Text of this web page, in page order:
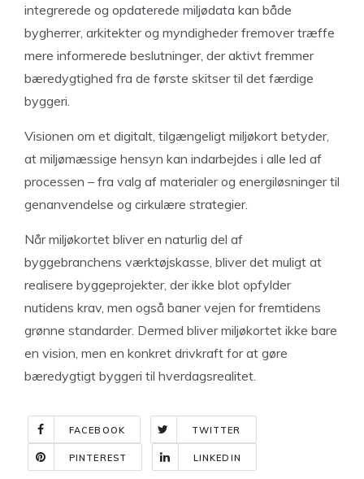
integrerede og opdaterede miljødata kan både
bygherrer, arkitekter og myndigheder fremover træffe
mere informerede beslutninger, der aktivt fremmer
bæredygtighed fra de første skitser til det færdige
byggeri.
Visionen om et digitalt, tilgængeligt miljøkort betyder,
at miljømæssige hensyn kan indarbejdes i alle led af
processen – fra valg af materialer og energiløsninger til
genanvendelse og cirkulære strategier.
Når miljøkortet bliver en naturlig del af
byggebranchens værktøjskasse, bliver det muligt at
realisere byggeprojekter, der ikke blot opfylder
nutidens krav, men også baner vejen for fremtidens
grønne standarder. Dermed bliver miljøkortet ikke bare
en vision, men en konkret drivkraft for at gøre
bæredygtigt byggeri til hverdagsrealitet.
FACEBOOK TWITTER
PINTEREST LINKEDIN